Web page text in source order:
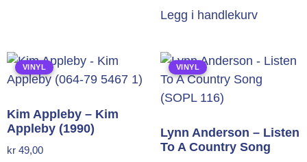
Legg i handlekurv
VINYL
Kim Appleby – Kim
Appleby (1990)
kr 49,00
VINYL
Lynn Anderson – Listen
To A Country Song